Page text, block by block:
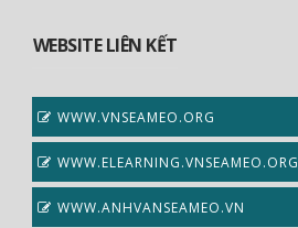
WEBSITE LIÊN KẾT
WWW.VNSEAMEO.ORG
WWW.ELEARNING.VNSEAMEO.ORG
WWW.ANHVANSEAMEO.VN